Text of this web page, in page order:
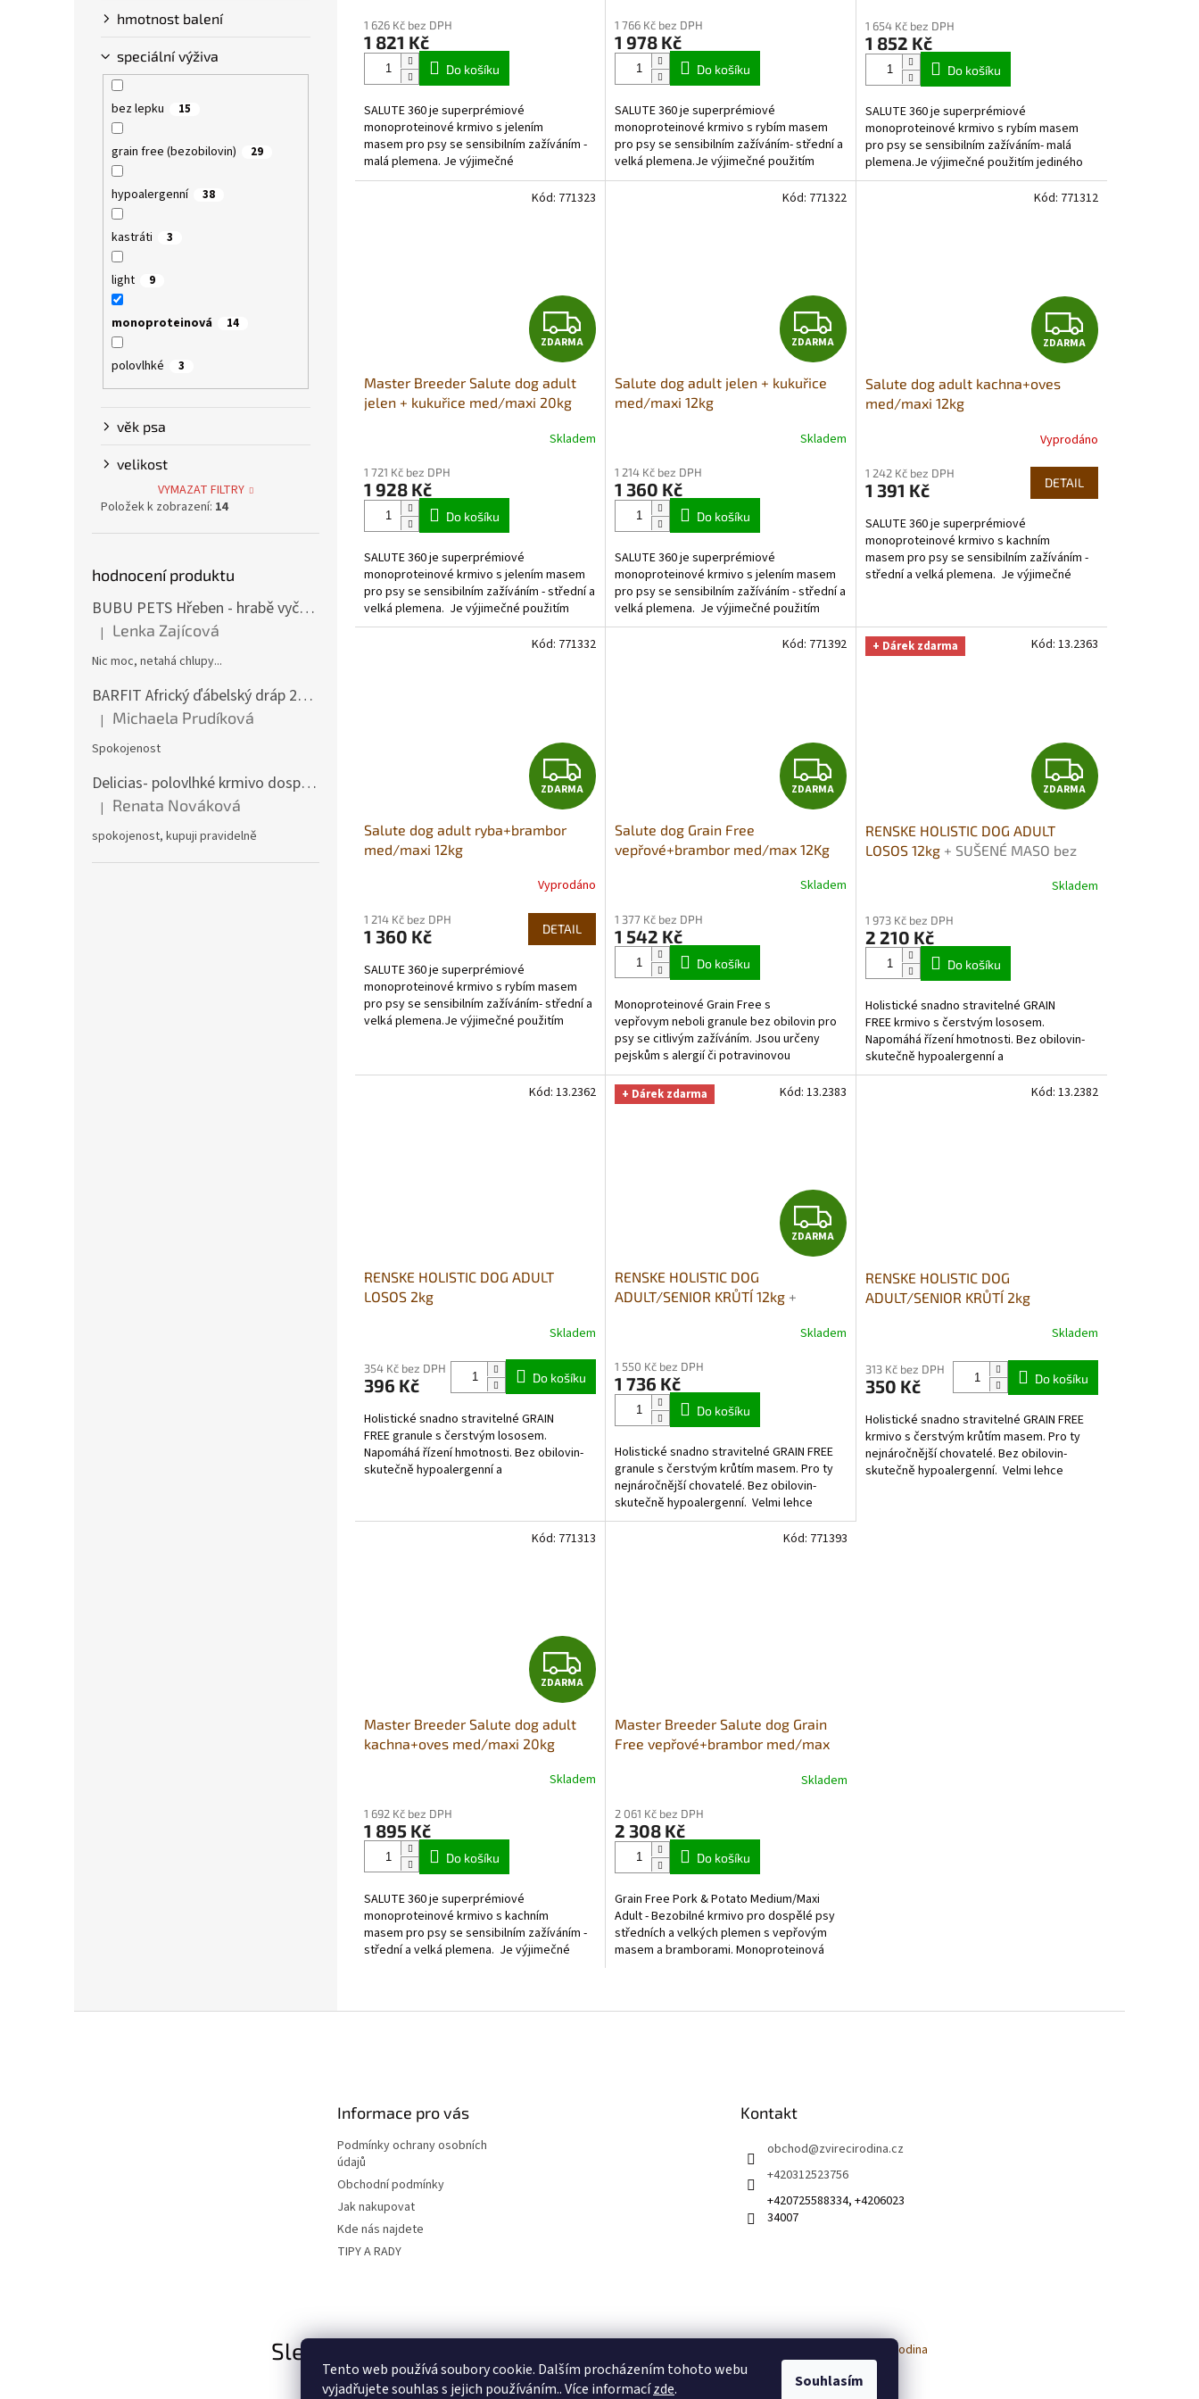
Tento web používá soubory cookie. Dalším procházením tohoto webu
vyjadřujete souhlas s jejich používáním.. Více informacízde. Souhlasím
hmotnost balení
speciální výživa
bez lepku 15
grain free (bezobilovin) 29
hypoalergenní 38
kastráti 3
light 9
monoproteinová 14
polovlhké 3
věk psa
velikost
VYMAZAT FILTRY
Položek k zobrazení: 14
hodnocení produktu
BUBU PETS Hřeben - hrabě vyčesávací dvouřadé modré 11x15cm
Hodnocení produktu je 1 z 5 hvězdiček.
| Lenka Zajícová
Nic moc, netahá chlupy...
BARFIT Africký ďábelský dráp 250g
Hodnocení produktu je 5 z 5 hvězdiček.
| Michaela Prudíková
Spokojenost
Delicias- polovlhké krmivo dospělý pes 3Kg
Hodnocení produktu je 5 z 5 hvězdiček.
| Renata Nováková
spokojenost, kupuji pravidelně
produktu
je
hvězdiček.
1 626 Kč bez DPH
1 821 Kč
Do košíku
SALUTE 360 je superprémiové
monoproteinové krmivo s jelením
masem pro psy se sensibilním zažíváním -
malá plemena. Je výjimečné
použitím jediného zdroje živočišných
produktu
je
hvězdiček.
1 766 Kč bez DPH
1 978 Kč
Do košíku
SALUTE 360 je superprémiové
monoproteinové krmivo s rybím masem
pro psy se sensibilním zažíváním- střední a
velká plemena.Je výjimečné použitím
jediného zdroje živočišných...
produktu
je
hvězdiček.
1 654 Kč bez DPH
1 852 Kč
Do košíku
SALUTE 360 je superprémiové
monoproteinové krmivo s rybím masem
pro psy se sensibilním zažíváním- malá
plemena.Je výjimečné použitím jediného
zdroje...
Z
D
R
ZDARMA
Master Breeder Salute dog adult
jelen + kukuřice med/maxi 20kg
produktu
je
hvězdiček.
Skladem
1 721 Kč bez DPH
1 928 Kč
Do košíku
SALUTE 360 je superprémiové
monoproteinové krmivo s jelením masem
pro psy se sensibilním zažíváním - střední a
velká plemena. Je výjimečné použitím
jediného zdroje živočišných...
Kód: 771323
Z
D
R
ZDARMA
Salute dog adult jelen + kukuřice
med/maxi 12kg
produktu
je
hvězdiček.
Skladem
1 214 Kč bez DPH
1 360 Kč
Do košíku
SALUTE 360 je superprémiové
monoproteinové krmivo s jelením masem
pro psy se sensibilním zažíváním - střední a
velká plemena. Je výjimečné použitím
jediného zdroje živočišných...
Kód: 771322
Z
D
R
M
A
ZDARMA
Salute dog adult kachna+oves
med­/maxi 12kg
produktu
je
z
5
hvězdiček.
Vyprodáno
1 242 Kč bez DPH
1 391 Kč DETAIL
SALUTE 360 je superprémiové
monoproteinové krmivo s kachním
masem pro psy se sensibilním zažíváním -
střední a velká plemena. Je výjimečné
Kód: 771312
Z
D
R
M
A
ZDARMA
Salute dog adult ryba+brambor
med/maxi 12kg
produktu
je
z
5
hvězdiček.
Vyprodáno
1 214 Kč bez DPH
1 360 Kč DETAIL
SALUTE 360 je superprémiové
monoproteinové krmivo s rybím masem
pro psy se sensibilním zažíváním- střední a
velká plemena.Je výjimečné použitím
Kód: 771332
Z
D
R
ZDARMA
Salute dog Grain Free
vepřové+brambor med/max 12Kg
produktu
je
hvězdiček.
Skladem
1 377 Kč bez DPH
1 542 Kč
Do košíku
Monoproteinové Grain Free s
vepřovym neboli granule bez obilovin pro
psy se citlivým zažíváním. Jsou určeny
pejskům s alergií či potravinovou
intolerancí na některou složku...
Kód: 771392 + Dárek zdarma
Z
D
R
ZDARMA
RENSKE HOLISTIC DOG ADULT
LOSOS 12kg + SUŠENÉ MASO bez
produktu
je
hvězdiček.
Skladem
1 973 Kč bez DPH
2 210 Kč
Do košíku
Holistické snadno stravitelné GRAIN
FREE krmivo s čerstvým lososem.
Napomáhá řízení hmotnosti. Bez obilovin-
skutečně hypoalergenní a
monoproteinové (jeden druh
Kód: 13.2363
RENSKE HOLISTIC DOG ADULT
LOSOS 2kg
produktu
je
z
5
hvězdiček.
Skladem
354 Kč bez DPH
396 Kč Do košíku
Holistické snadno stravitelné GRAIN
FREE granule s čerstvým lososem.
Napomáhá řízení hmotnosti. Bez obilovin-
skutečně hypoalergenní a
Kód: 13.2362 + Dárek zdarma
Z
D
R
ZDARMA
RENSKE HOLISTIC DOG
ADULT/SENIOR KRŮTÍ 12kg +
produktu
je
hvězdiček.
Skladem
1 550 Kč bez DPH
1 736 Kč
Do košíku
Holistické snadno stravitelné GRAIN FREE
granule s čerstvým krůtím masem. Pro ty
nejnáročnější chovatelé. Bez obilovin-
skutečně hypoalergenní. Velmi lehce
stravitelné vhodné...
Kód: 13.2383
RENSKE HOLISTIC DOG
ADULT/SENIOR KRŮTÍ 2kg
produktu
je
z
5
hvězdiček.
Skladem
313 Kč bez DPH
350 Kč Do košíku
Holistické snadno stravitelné GRAIN FREE
krmivo s čerstvým krůtím masem. Pro ty
nejnáročnější chovatelé. Bez obilovin-
skutečně hypoalergenní. Velmi lehce
Kód: 13.2382
Z
D
R
ZDARMA
Master Breeder Salute dog adult
kachna+oves med­/maxi 20kg
Skladem
1 692 Kč bez DPH
1 895 Kč
Do košíku
SALUTE 360 je superprémiové
monoproteinové krmivo s kachním
masem pro psy se sensibilním zažíváním -
střední a velká plemena. Je výjimečné
Kód: 771313
Master Breeder Salute dog Grain
Free vepřové+brambor med/max
Skladem
2 061 Kč bez DPH
2 308 Kč
Do košíku
Grain Free Pork & Potato Medium/Maxi
Adult - Bezobilné krmivo pro dospělé psy
středních a velkých plemen s vepřovým
masem a bramborami. Monoproteinová
Kód: 771393
v
Informace pro vás
Podmínky ochrany osobních
údajů
Obchodní podmínky
Jak nakupovat
Kde nás najdete
TIPY A RADY
Kontakt
obchod@zvirecirodina.cz
+420312523756
+420725588334, +4206023
34007
Sledujte nás na sociálních sítích